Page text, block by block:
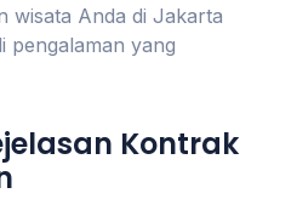
wisata Anda di Jakarta
pengalaman yang
Kontrak